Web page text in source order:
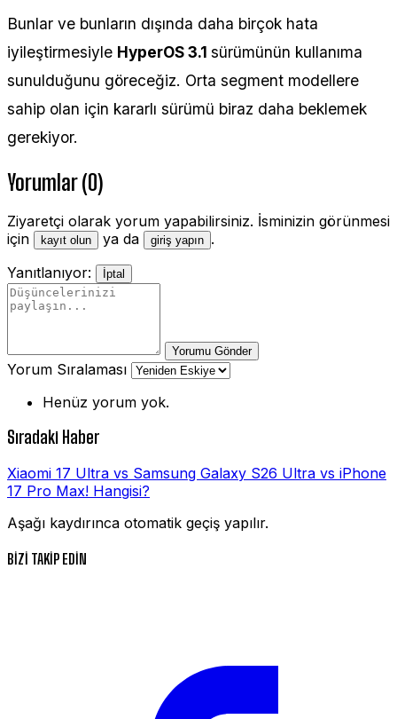
Bunlar ve bunların dışında daha birçok hata
iyileştirmesiyle HyperOS 3.1 sürümünün kullanıma
sunulduğunu göreceğiz. Orta segment modellere
sahip olan için kararlı sürümü biraz daha beklemek
gerekiyor.
Yorumlar (0)
Ziyaretçi olarak yorum yapabilirsiniz. İsminizin görünmesi
için
kayıt olun ya da giriş yapın .
Yanıtlanıyor:
İptal
Yorumu Gönder
Yorum Sıralaması
Henüz yorum yok.
Sıradaki Haber
Xiaomi 17 Ultra vs Samsung Galaxy S26 Ultra vs iPhone
17 Pro Max! Hangisi?
Aşağı kaydırınca otomatik geçiş yapılır.
BİZİ TAKİP EDİN